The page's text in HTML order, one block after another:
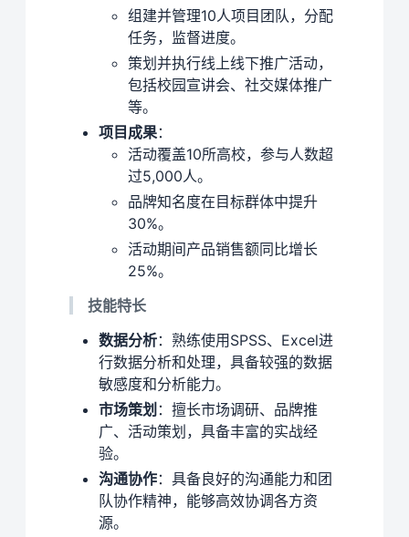
组建并管理10人项目团队，分配
任务，监督进度。
策划并执行线上线下推广活动，
包括校园宣讲会、社交媒体推广
等。
项目成果：
活动覆盖10所高校，参与人数超
过5,000人。
品牌知名度在目标群体中提升
30%。
活动期间产品销售额同比增长
25%。
技能特长
数据分析：熟练使用SPSS、Excel进
行数据分析和处理，具备较强的数据
敏感度和分析能力。
市场策划 ：擅长市场调研、品牌推
广、活动策划，具备丰富的实战经
验。
沟通协作：具备良好的沟通能力和团
队协作精神，能够高效协调各方资
源。